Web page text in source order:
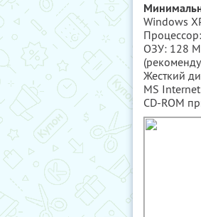
Windows
ОЗУ: 128
Жесткий
MS
CD-ROM